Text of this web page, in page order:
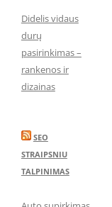
Didelis vidaus
durų
pasirinkimas –
rankenos ir
dizainas
SEO
STRAIPSNIU
TALPINIMAS